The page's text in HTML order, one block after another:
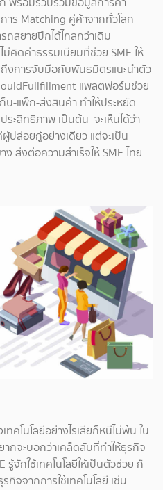
าร Matching คู่ค้าจากทั่วโลก
ถสยายปีกได้ไกลกว่าเดิม
คิดค่าธรรมเนียมที่ช่วย SME ให้
ถึงการจับมือกับพันธมิตรแนะนำตัว
แพลตฟอร์มช่วย
บ-แพ็ก-ส่งสินค้า ทำให้ประหยัด
ะสิทธิภาพ เป็นต้น จะเห็นได้ว่า
ปล่อยกู้อย่างเดียว แต่จะเป็น
ส่งต่อความสำเร็จให้ SME ไทย
คโนโลยีอย่างไรเสียก็หนีไม่พ้น ใน
กจะบอกว่าเคล็ดลับที่ทำให้ธุรกิจ
จักใช้เทคโนโลยีให้เป็นตัวช่วย ก็
กิจจากการใช้เทคโนโลยี เช่น